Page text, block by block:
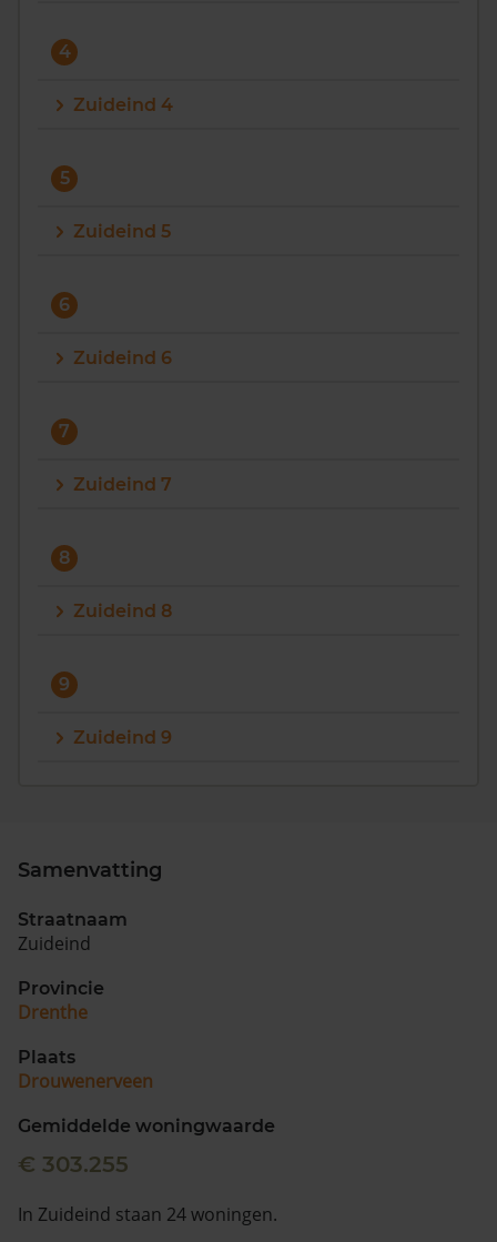
4
Zuideind 4
5
Zuideind 5
6
Zuideind 6
7
Zuideind 7
8
Zuideind 8
9
Zuideind 9
Samenvatting
Straatnaam
Zuideind
Provincie
Drenthe
Plaats
Drouwenerveen
Gemiddelde woningwaarde
€ 303.255
In Zuideind staan 24 woningen.